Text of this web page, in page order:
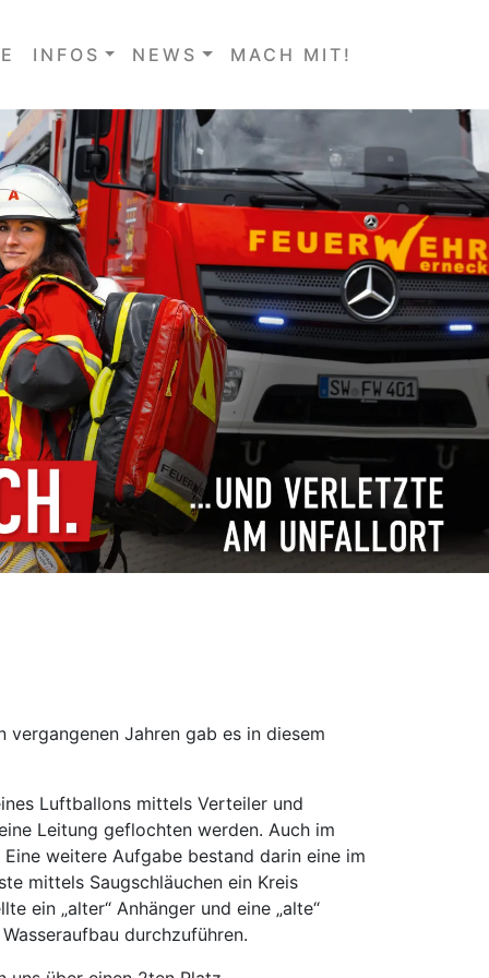
INFOS NEWS MACH MIT!
Jahren gab es in diesem
Luftballons mittels Verteiler und
Leitung geflochten werden. Auch im
weitere Aufgabe bestand darin eine im
mittels Saugschläuchen ein Kreis
ein „alter“ Anhänger und eine „alte“
durchzuführen.